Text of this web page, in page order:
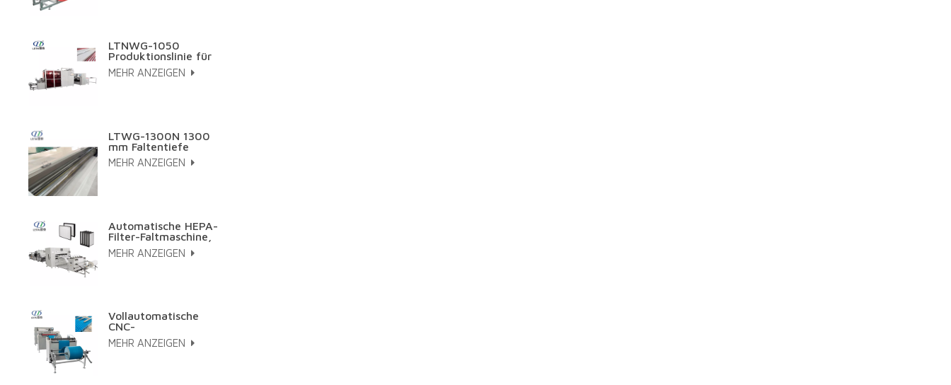
LTNWG-1050
Produktionslinie für
hochtemperaturbeständiges
Glasfaserdraht-
MEHR ANZEIGEN
LTWG-1300N 1300
mm Faltentiefe
Vollautomatische
Hepa-Filter CNC
MEHR ANZEIGEN
Automatische HEPA-
Filter-Faltmaschine,
Falt- und Klebelinie
für synthetisches
MEHR ANZEIGEN
Vollautomatische
CNC-
Papierfaltmaschine
MEHR ANZEIGEN